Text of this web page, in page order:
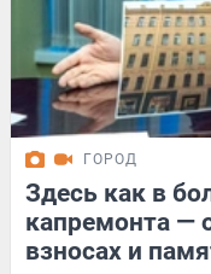
ГОРОД
Здесь как в
капремонта —
взносах и